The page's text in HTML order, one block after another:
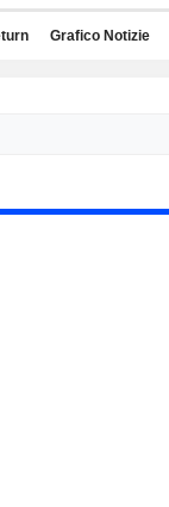
Grafico Notizie